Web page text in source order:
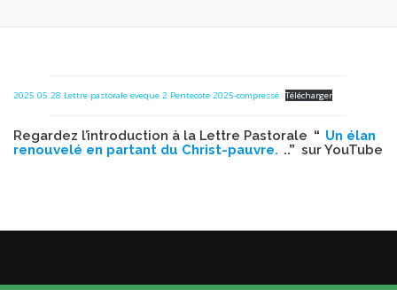
2025 05 28 Lettre pastorale eveque 2 Pentecote 2025-compressé Télécharger
Regardez l’introduction à la Lettre Pastorale “ Un élan
renouvelé en partant du Christ-pauvre. ..” sur YouTube